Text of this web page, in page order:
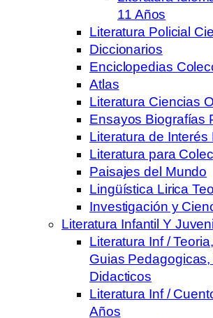
11 Años
Literatura Policial
Diccionarios
Enciclopedias
Atlas
Literatura Ciencias
Ensayos Biografías
Literatura de Interés
Literatura para
Paisajes del Mundo
Lingüística Lirica
Investigación y
Literatura Infantil Y
Literatura Inf /
Guias
Didacticos
Literatura Inf /
Años